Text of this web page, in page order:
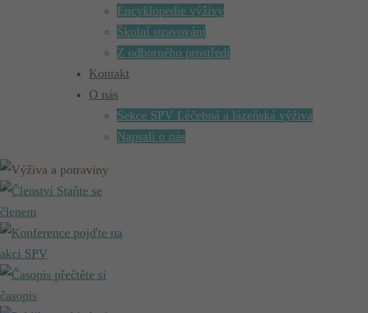
Encyklopedie výživy
Školní stravování
Z odborného prostředí
Kontakt
O nás
Sekce SPV Léčebná a lázeňská výživa
Napsali o nás
Staňte se
členem
pojďte na
akci SPV
přečtěte si
časopis